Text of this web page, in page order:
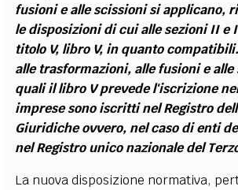
fusioni e alle scissioni si applicano,
le disposizioni di cui alle sezioni II e
titolo V, libro V, in quanto
alle trasformazioni, alle fusioni e
quali il libro V prevede l'iscrizione
imprese sono iscritti nel Registro
Giuridiche ovvero, nel caso di enti
nel Registro unico nazionale del
La nuova disposizione normativa,